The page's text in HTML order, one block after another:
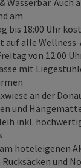
am
bis 18:00 Uhr
auf alle
von 12:00
mit
an der
und
inkl.
hoteleigenen
und